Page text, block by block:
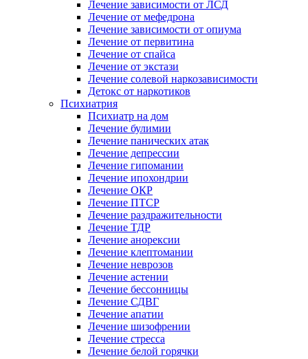
Лечение зависимости от ЛСД
Лечение от мефедрона
Лечение зависимости от опиума
Лечение от первитина
Лечение от спайса
Лечение от экстази
Лечение солевой наркозависимости
Детокс от наркотиков
Психиатрия
Психиатр на дом
Лечение булимии
Лечение панических атак
Лечение депрессии
Лечение гипомании
Лечение ипохондрии
Лечение ОКР
Лечение ПТСР
Лечение раздражительности
Лечение ТДР
Лечение анорексии
Лечение клептомании
Лечение неврозов
Лечение астении
Лечение бессонницы
Лечение СДВГ
Лечение апатии
Лечение шизофрении
Лечение стресса
Лечение белой горячки